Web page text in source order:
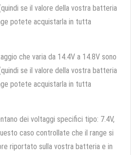
se il valore della vostra batteria
potete acquistarla in tutta
che varia da 14.4V a 14.8V sono
se il valore della vostra batteria
potete acquistarla in tutta
dei voltaggi specifici tipo: 7.4V,
caso controllate che il range si
riportato sulla vostra batteria e in